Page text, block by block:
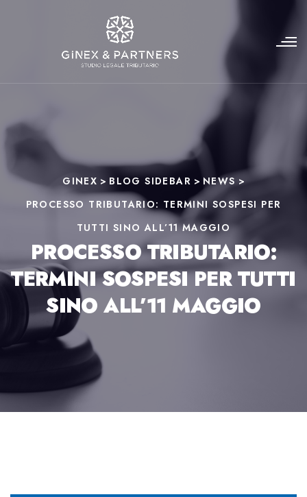
GINEX > BLOG SIDEBAR > NEWS >
PROCESSO TRIBUTARIO: TERMINI SOSPESI PER
TUTTI SINO ALL’11 MAGGIO
PROCESSO TRIBUTARIO:
TERMINI SOSPESI PER TUTTI
SINO ALL’11 MAGGIO